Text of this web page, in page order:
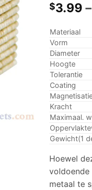
5uit 5
$3.99 –
Materiaal
Vorm
Diameter
Hoogte
Tolerantie
Coating
Kracht
Maximaal.
Gewicht(1
Hoewel
metaal te